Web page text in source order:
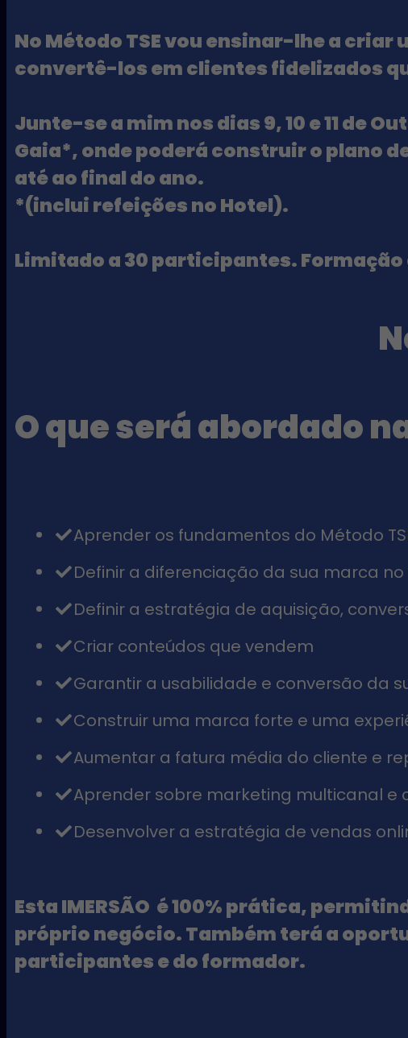
No Método TSE vou ensinar-lhe a
convertê-los em clientes fidelizados
Junte-se a mim nos dias 9, 10 e 11 de
Gaia*, onde poderá construir o plano
até ao final do ano.
*(inclui refeições no Hotel).
Limitado a 30 participantes.​
O que será abordado
Aprender os fundamentos do Método
​Definir a diferenciação da sua marca
​Definir a estratégia de aquisição,
​Criar conteúdos que vendem
​Garantir a usabilidade e conversão da
​Construir uma marca forte e uma
​Aumentar a fatura média do cliente e
​Aprender sobre marketing multicanal
​Desenvolver a estratégia de vendas
Esta IMERSÃO é 100% prática,
próprio negócio. Também terá a
participantes e do formador.